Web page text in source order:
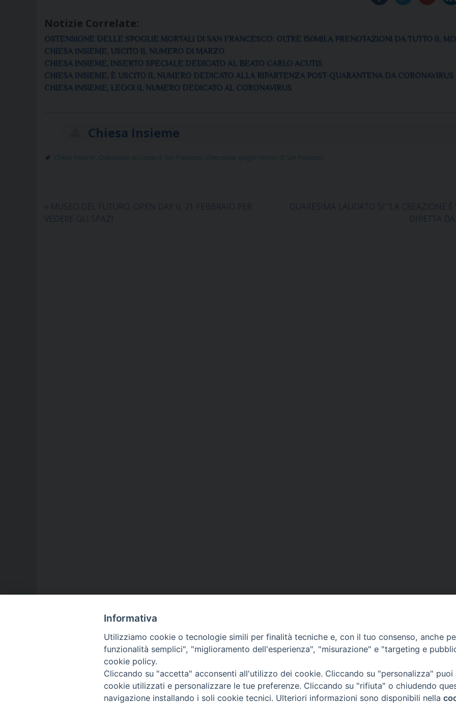
Notizie Correlate:
OSTENSIONE DELLE SPOGLIE MORTALI DI SAN FRANCESCO: OLTRE 150MILA PRENOTAZIONI DA TUTTO IL
CHIESA INSIEME, USCITO IL NUMERO DI MARZO
CHIESA INSIEME, INSERTO SPECIALE DEDICATO AL BEATO CARLO ACUTIS
CHIESA INSIEME, È USCITO IL NUMERO DEDICATO ALLA RIPARTENZA POST-QUARANTENA DA CORONAVIRUS
CHIESA INSIEME, LEGGI IL NUMERO DEDICATO AL CORONAVIRUS
Chiesa Insieme
Chiesa Insieme Ostensione del corpo di San Francesco Ostensione spoglie mortali di San Francesco
« MUSEO DEL FUTURO, OPEN DAY IL 21 FEBBRAIO PER
VEDERE GLI SPAZI
QUARESIMA LAUDATO SI’ “LA CREAZIONE È
DIRETTA
Informativa
Utilizziamo cookie o tecnologie simili per finalità tecniche e, con il tuo consenso, anche
funzionalità semplici", "miglioramento dell'esperienza", "misurazione" e "targeting e
cookie policy.
Cliccando su "accetta" acconsenti all'utilizzo dei cookie. Cliccando su "personalizza"
cookie utilizzati e personalizzare le tue preferenze. Cliccando su "rifiuta" o chiudendo
navigazione installando i soli cookie tecnici. Ulteriori informazioni sono disponibili nella